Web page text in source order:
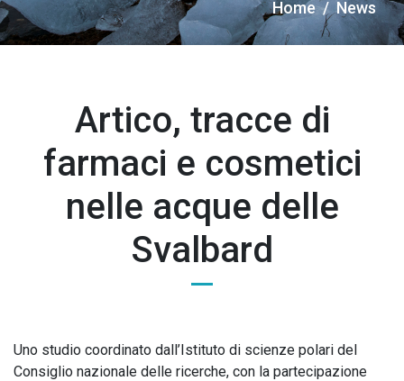
di
Home News
Artico, tracce di
farmaci e cosmetici
nelle acque delle
Svalbard
Uno studio coordinato dall’Istituto di scienze polari del
Consiglio nazionale delle ricerche, con la partecipazione